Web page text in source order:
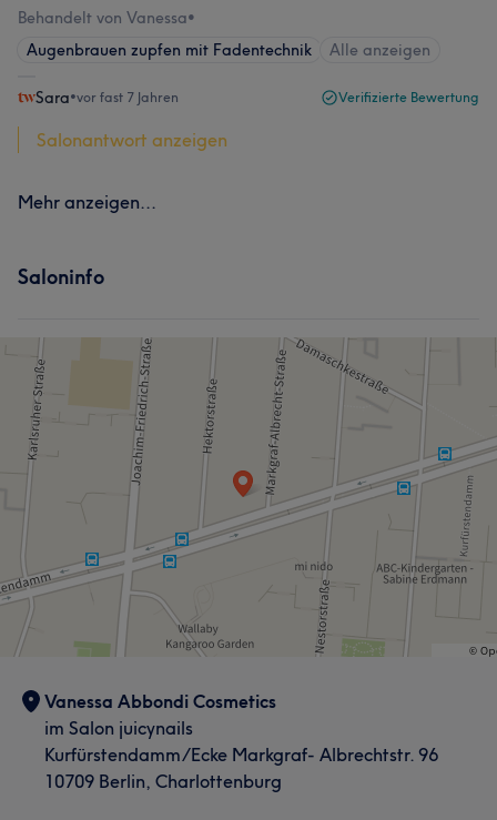
Behandelt von Vanessa•
Augenbrauen zupfen mit Fadentechnik
Alle anzeigen
Sara•vor fast 7 Jahren Verifizierte Bewertung
Salonantwort anzeigen
Mehr anzeigen...
Saloninfo
Vanessa Abbondi Cosmetics
im Salon juicynails
Kurfürstendamm/Ecke Markgraf- Albrechtstr. 96
10709 Berlin, Charlottenburg